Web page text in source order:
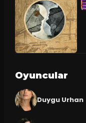
Oyuncular
Duygu Urhan